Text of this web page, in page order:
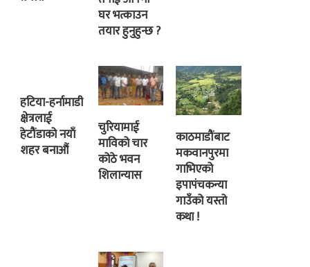
घर भत्काउन
तयार हुनुहुन्छ ?
हटिया-हर्नामाडी
क्षेत्रलाई
हेटौंडाको नयाँ
शहर बनाऔं
चुरियामाई
माविको चार
कोठे भवन
शिलान्यास
काठमाडौंबाट
मकवानपुरमा
गाभिएको
इपापंचकन्या
गाउँको यस्तो
कथा !